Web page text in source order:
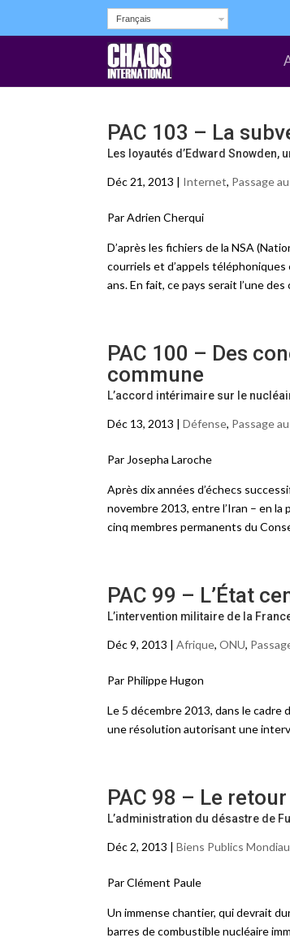
Français
PAC 103 – La
Les loyautés d’Edward Snowden,
Déc 21, 2013 | Internet, Passage
Par Adrien Cherqui
D’après les fichiers de la NSA
courriels et d’appels
ans. En fait, ce pays serait l’une
PAC 100 – Des
commune
L’accord intérimaire sur le
Déc 13, 2013 | Défense, Passage
Par Josepha Laroche
Après dix années d’échecs
novembre 2013, entre l’Iran – en
cinq membres permanents du
PAC 99 – L’État
L’intervention militaire de la
Déc 9, 2013 | Afrique, ONU,
Par Philippe Hugon
Le 5 décembre 2013, dans le
une résolution autorisant une
PAC 98 – Le
L’administration du désastre de
Déc 2, 2013 | Biens Publics
Par Clément Paule
Un immense chantier, qui devrait
barres de combustible nucléaire